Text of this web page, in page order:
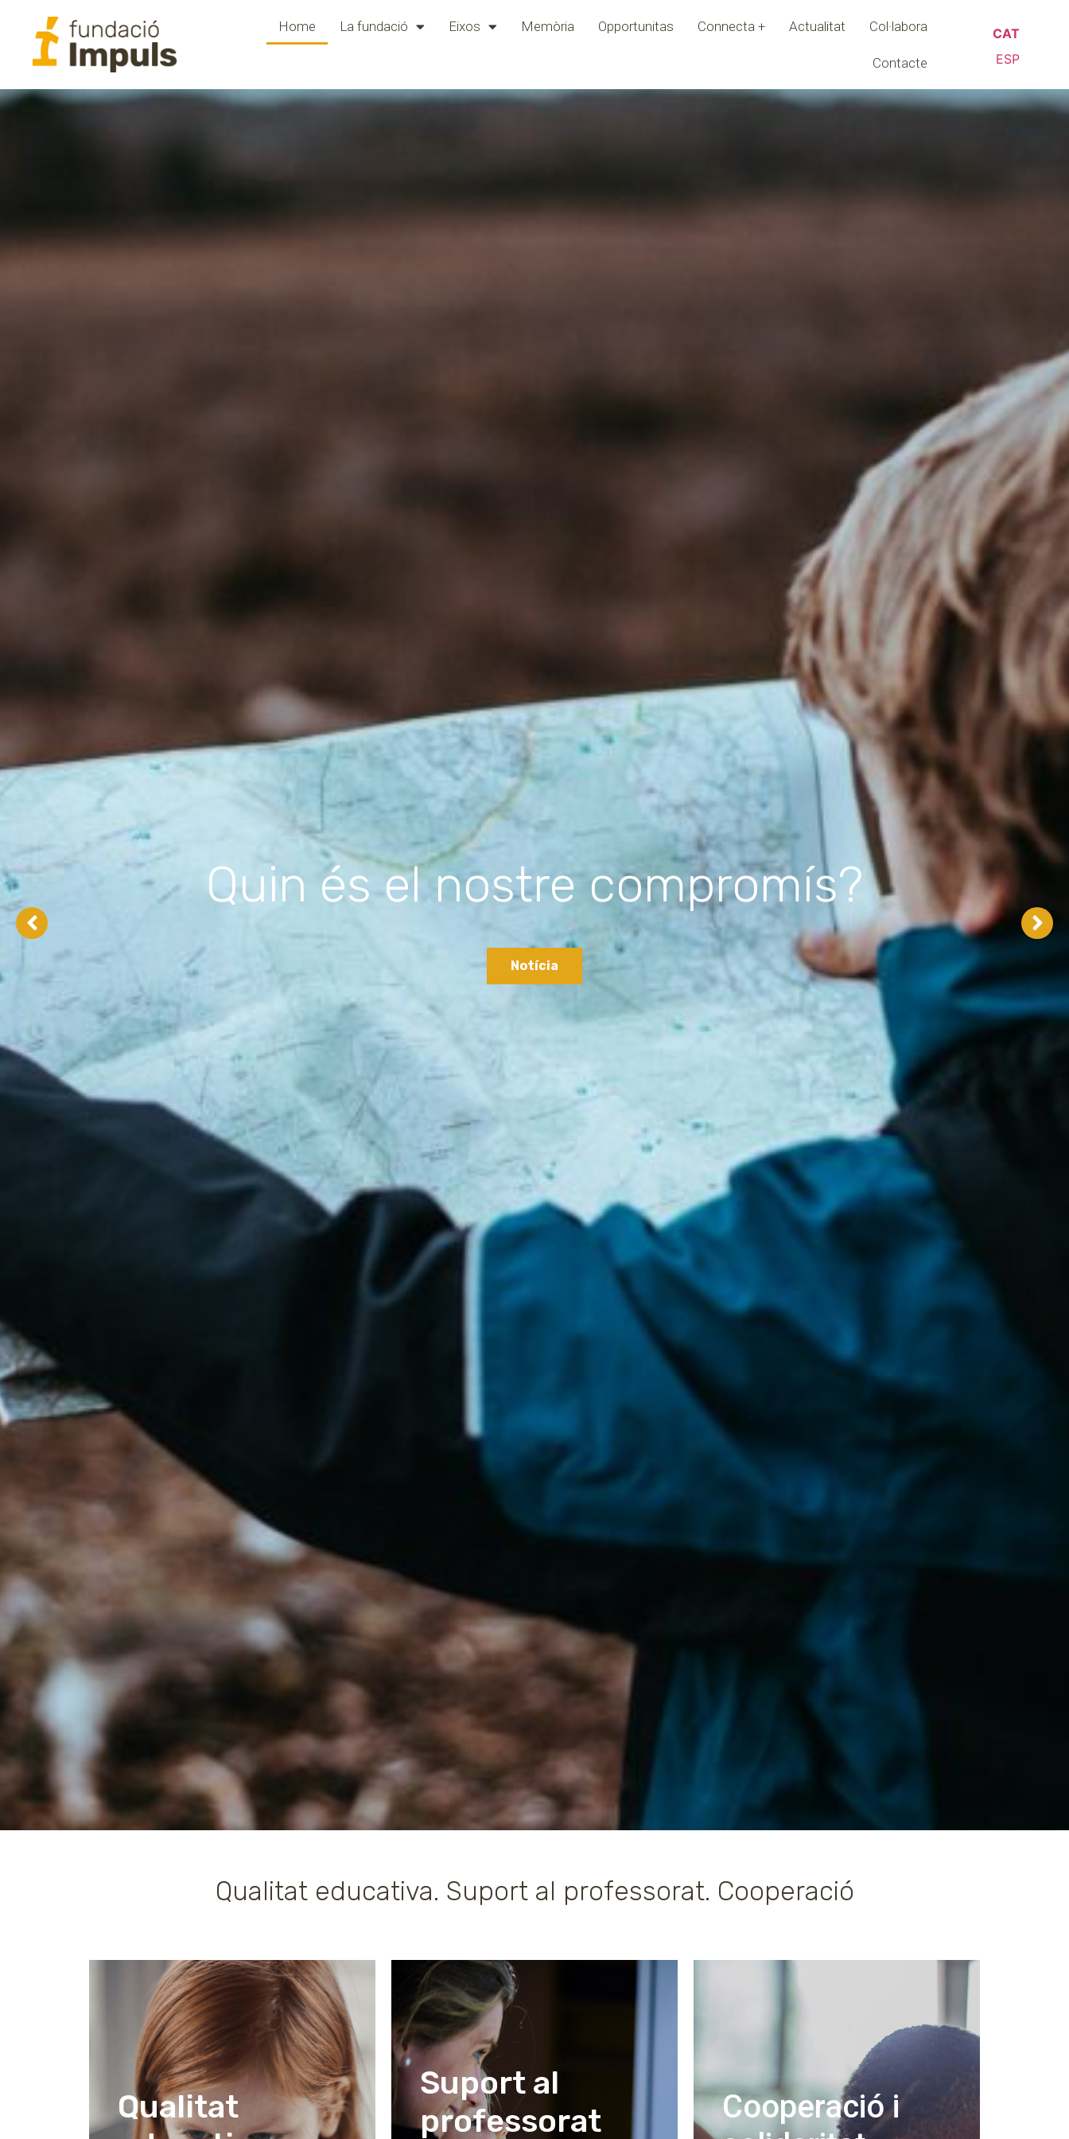
Home La fundació Eixos Memòria Opportunitas Connecta + Actualitat Col·labora
Contacte
CAT
ESP
Un centenar de docents han realitzat els cursos
d'Impuls
Notícia
Qualitat educativa. Suport al professorat. Cooperació
Qualitat
Suport al
professorat
Cooperació i